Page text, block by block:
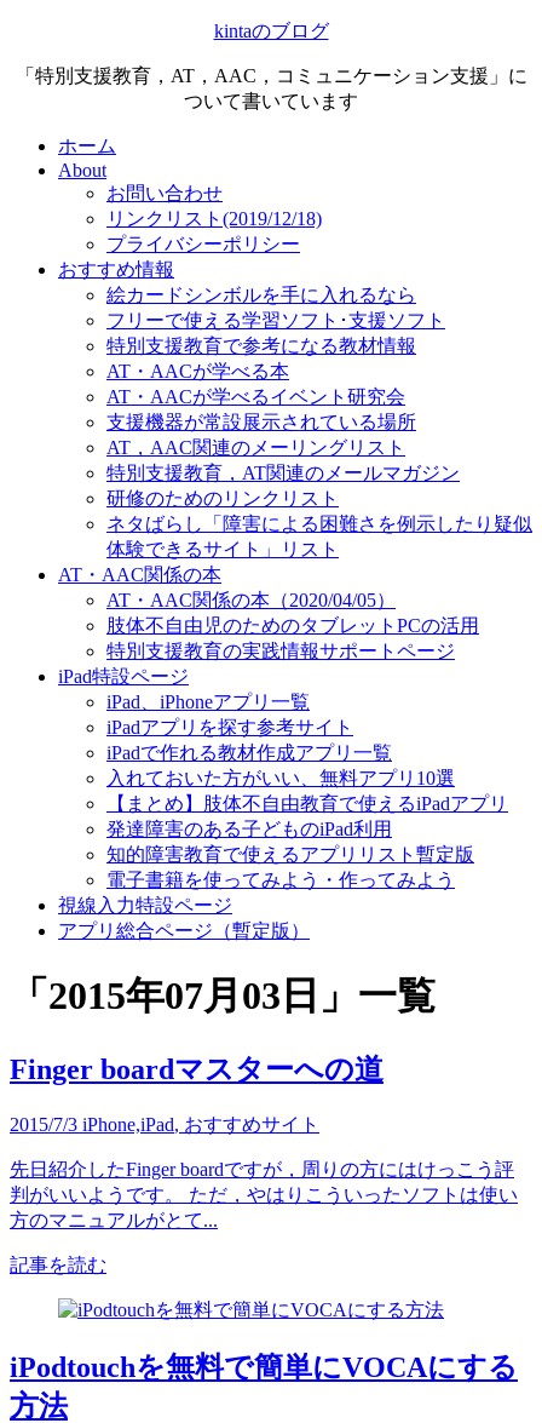
kintaのブログ
「特別支援教育，AT，AAC，コミュニケーション支援」に
ついて書いています
ホーム
About
お問い合わせ
リンクリスト(2019/12/18)
プライバシーポリシー
おすすめ情報
絵カードシンボルを手に入れるなら
フリーで使える学習ソフト･支援ソフト
特別支援教育で参考になる教材情報
AT・AACが学べる本
AT・AACが学べるイベント研究会
支援機器が常設展示されている場所
AT，AAC関連のメーリングリスト
特別支援教育，AT関連のメールマガジン
研修のためのリンクリスト
ネタばらし「障害による困難さを例示したり疑似
体験できるサイト」リスト
AT・AAC関係の本
AT・AAC関係の本（2020/04/05）
肢体不自由児のためのタブレットPCの活用
特別支援教育の実践情報サポートページ
iPad特設ページ
iPad、iPhoneアプリ一覧
iPadアプリを探す参考サイト
iPadで作れる教材作成アプリ一覧
入れておいた方がいい、無料アプリ10選
【まとめ】肢体不自由教育で使えるiPadアプリ
発達障害のある子どものiPad利用
知的障害教育で使えるアプリリスト暫定版
電子書籍を使ってみよう・作ってみよう
視線入力特設ページ
アプリ総合ページ（暫定版）
「 2015年07月03日 」 一覧
Finger boardマスターへの道
2015/7/3 iPhone,iPad, おすすめサイト
先日紹介したFinger boardですが，周りの方にはけっこう評
判がいいようです。 ただ，やはりこういったソフトは使い
方のマニュアルがとて...
記事を読む
iPodtouchを無料で簡単にVOCAにする
方法